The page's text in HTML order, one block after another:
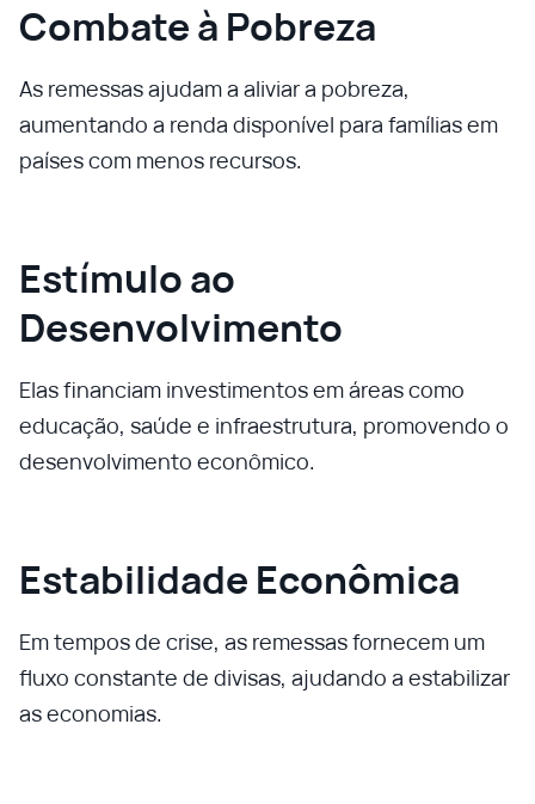
Combate à Pobreza
As remessas ajudam a aliviar a pobreza,
aumentando a renda disponível para famílias em
países com menos recursos.
Estímulo ao
Desenvolvimento
Elas financiam investimentos em áreas como
educação, saúde e infraestrutura, promovendo o
desenvolvimento econômico.
Estabilidade Econômica
Em tempos de crise, as remessas fornecem um
fluxo constante de divisas, ajudando a estabilizar
as economias.